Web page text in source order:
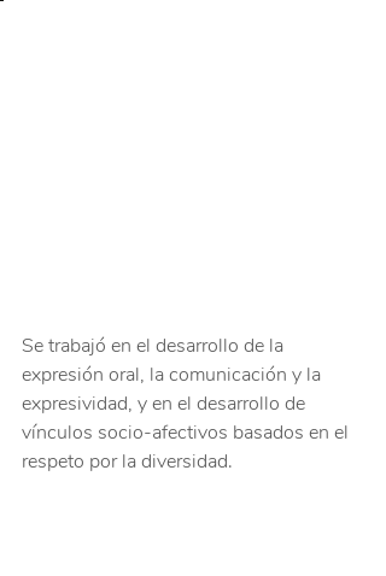
Se trabajó en el desarrollo de la
expresión oral, la comunicación y la
expresividad, y en el desarrollo de
vínculos socio-afectivos basados en el
respeto por la diversidad.